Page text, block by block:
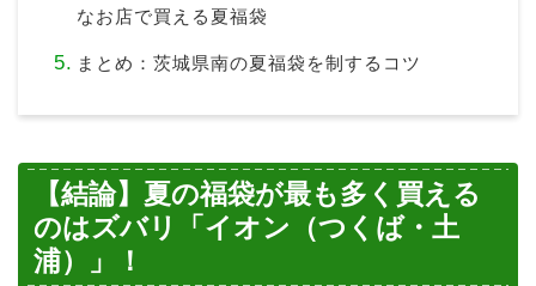
なお店で買える夏福袋
まとめ：茨城県南の夏福袋を制するコツ
【結論】夏の福袋が最も多く買える
のはズバリ「イオン（つくば・土
浦）」！